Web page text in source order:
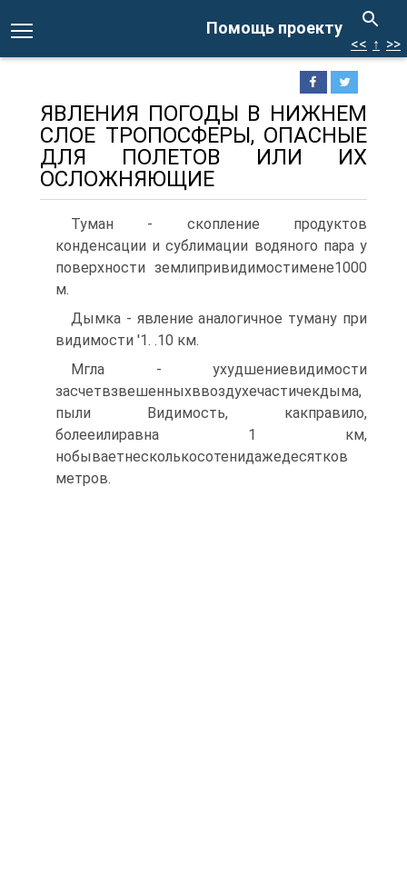
Помощь проекту
<< ↑ >>
ЯВЛЕНИЯ ПОГОДЫ В НИЖНЕМ
СЛОЕ ТРОПОСФЕРЫ, ОПАСНЫЕ
ДЛЯ ПОЛЕТОВ ИЛИ ИХ
ОСЛОЖНЯЮЩИЕ
Туман - скопление продуктов
конденсации и сублимации водяного пара у
поверхности землипривидимостимене1000
м.
Дымка - явление аналогичное туману при
видимости '1. .10 км.
Мгла - ухудшениевидимости
засчетвзвешенныхввоздухечастичекдыма,
пыли Видимость, какправило,
болееилиравна 1 км,
нобываетнесколькосотенидажедесятков
метров.